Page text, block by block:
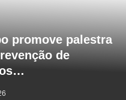
promove palestra
de